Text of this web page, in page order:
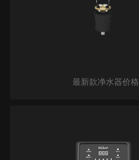
最新款净水器价格